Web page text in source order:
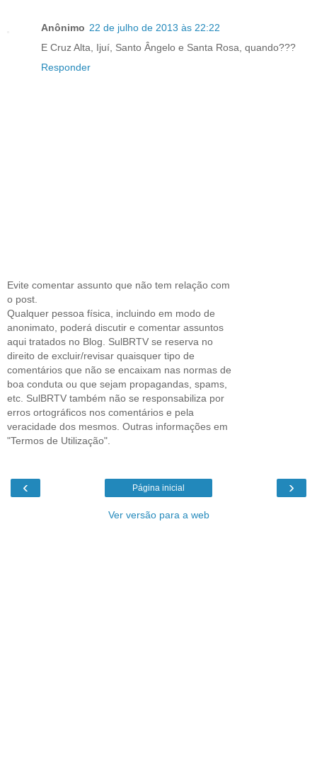
Anônimo 22 de julho de 2013 às 22:22
E Cruz Alta, Ijuí, Santo Ângelo e Santa Rosa, quando???
Responder
Evite comentar assunto que não tem relação com
o post.
Qualquer pessoa física, incluindo em modo de
anonimato, poderá discutir e comentar assuntos
aqui tratados no Blog. SulBRTV se reserva no
direito de excluir/revisar quaisquer tipo de
comentários que não se encaixam nas normas de
boa conduta ou que sejam propagandas, spams,
etc. SulBRTV também não se responsabiliza por
erros ortográficos nos comentários e pela
veracidade dos mesmos. Outras informações em
"Termos de Utilização".
‹ ›
Página inicial
Ver versão para a web